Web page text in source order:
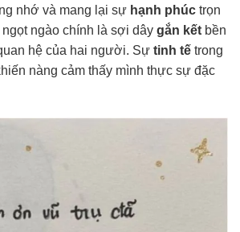
nhớ và mang lại sự hạnh phúc trọn
ngào chính là sợi dây gắn kết bền
hệ của hai người. Sự tinh tế trong
nàng cảm thấy mình thực sự đặc